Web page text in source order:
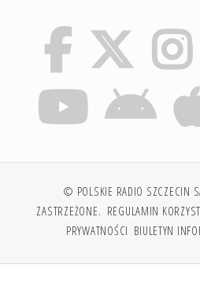
© POLSKIE RADIO SZCZECIN
ZASTRZEŻONE. REGULAMIN
PRYWATNOŚCI BIULETYN